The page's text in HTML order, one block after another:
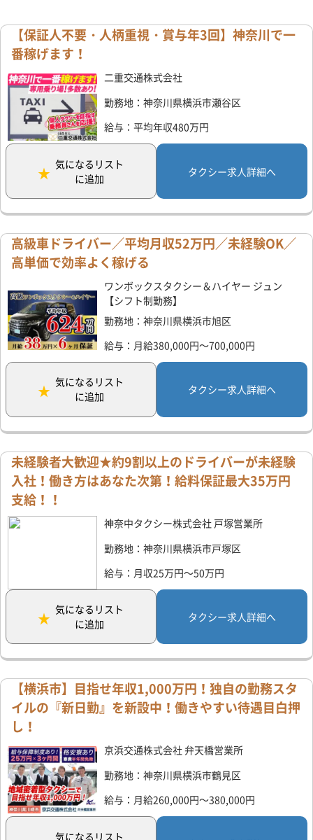
【保証人不要・人柄重視・賞与年3回】神奈川で一
番稼げます！
二重交通株式会社
勤務地：神奈川県横浜市瀬谷区
給与：平均年収480万円
気になるリスト
に追加
タクシー求人詳細へ
高級車ドライバー／平均月収52万円／未経験OK／
高単価で効率よく稼げる
ワンボックスタクシー＆ハイヤー ジュン
【シフト制勤務】
勤務地：神奈川県横浜市旭区
給与：月給380,000円～700,000円
気になるリスト
に追加
タクシー求人詳細へ
未経験者大歓迎★約9割以上のドライバーが未経験
入社！働き方はあなた次第！給料保証最大35万円
支給！！
神奈中タクシー株式会社 戸塚営業所
勤務地：神奈川県横浜市戸塚区
給与：月収25万円～50万円
気になるリスト
に追加
タクシー求人詳細へ
【横浜市】目指せ年収1,000万円！独自の勤務スタ
イルの『新日勤』を新設中！働きやすい待遇目白押
し！
京浜交通株式会社 弁天橋営業所
勤務地：神奈川県横浜市鶴見区
給与：月給260,000円～380,000円
気になるリスト